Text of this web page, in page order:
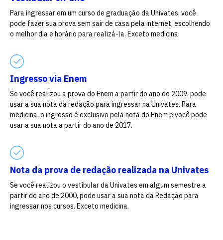
Para ingressar em um curso de graduação da Univates, você
pode fazer sua prova sem sair de casa pela internet, escolhendo
o melhor dia e horário para realizá-la. Exceto medicina.
Ingresso via Enem
Se você realizou a prova do Enem a partir do ano de 2009, pode
usar a sua nota da redação para ingressar na Univates. Para
medicina, o ingresso é exclusivo pela nota do Enem e você pode
usar a sua nota a partir do ano de 2017.
Nota da prova de redação realizada na Univates
Se você realizou o vestibular da Univates em algum semestre a
partir do ano de 2000, pode usar a sua nota da Redação para
ingressar nos cursos. Exceto medicina.
Escolha a vaga que você
quer concorrer:
vagas a partir do 2º ano de curso